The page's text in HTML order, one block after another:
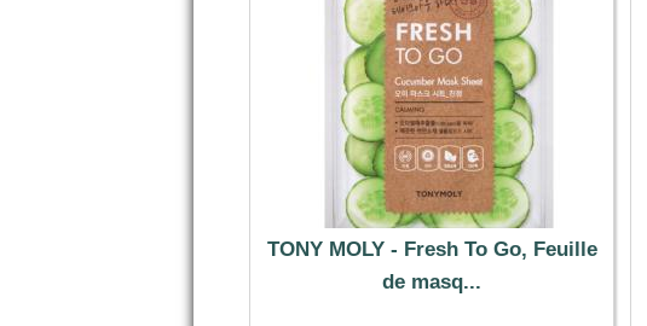
TONY MOLY - Fresh To Go, Feuille
de masq...